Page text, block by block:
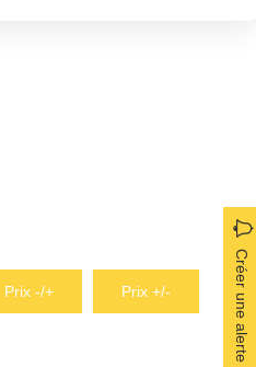
Créer une alerte
Prix -/+ Prix +/-